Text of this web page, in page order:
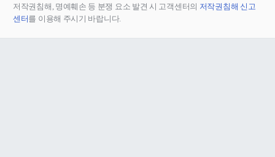
저작권침해, 명예훼손 등 분쟁 요소 발견 시 고객센터의 저작권침해 신고
센터를 이용해 주시기 바랍니다.